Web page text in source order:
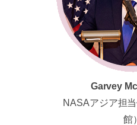
Garvey
NASAアジア担
館）